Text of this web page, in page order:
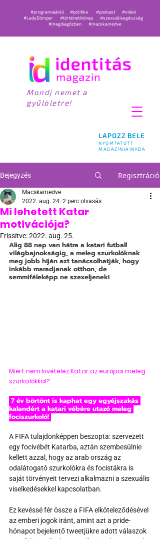
LAPOZZ BELE
NYOMTATOTT
MAGAZINJAINKBA
#programajánló #politika #podcast
#videó
#LadyDömper
#történetihónap
#szexuálisegészség
#magdiagőzben
#macskamedve
Mondj nemet a
gyűlöletre!
Bejegyzés Regisztráció
Mi lehetett Katar
motivációja?
Macskamedve
2022. aug. 24. 2 perc olvasás
Frissítve:2022. aug. 25.
Alig 88 nap van hátra a katari futball
világbajnokságig, a meleg szurkolóknak
meg jobb híján azt tanácsolhatják, hogy
inkább maradjanak otthon, de
semmiféleképp ne szexeljenek!
Miért nem kivételez Katar az európai meleg
szurkolókkal?
kalandért a katari vébére utazó meleg
fociszurkoló!
A FIFA tulajdonképpen beszopta: szervezett
egy focivébét Katarba, aztán szembesülnie
kellett azzal, hogy az arab ország az
odalátogató szurkolókra és focistákra is
saját törvényeit tervezi alkalmazni a szexuális
viselkedésekkel kapcsolatban.
Ez kevéssé fér össze a FIFA elköteleződésével
az emberi jogok iránt, amint azt a pride-
hónapot bejelentő tweetjükre adott válaszok